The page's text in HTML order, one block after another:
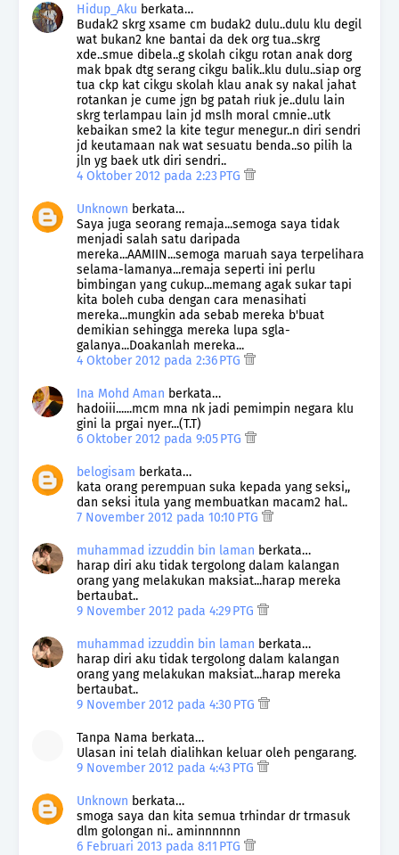
Hidup_Aku berkata…
Budak2 skrg xsame cm budak2 dulu..dulu klu degil
wat bukan2 kne bantai da dek org tua..skrg
xde..smue dibela..g skolah cikgu rotan anak dorg
mak bpak dtg serang cikgu balik..klu dulu..siap org
tua ckp kat cikgu skolah klau anak sy nakal jahat
rotankan je cume jgn bg patah riuk je..dulu lain
skrg terlampau lain jd mslh moral cmnie..utk
kebaikan sme2 la kite tegur menegur..n diri sendri
jd keutamaan nak wat sesuatu benda..so pilih la
jln yg baek utk diri sendri..
4 Oktober 2012 pada 2:23 PTG
Unknown berkata…
Saya juga seorang remaja...semoga saya tidak
menjadi salah satu daripada
mereka...AAMIIN...semoga maruah saya terpelihara
selama-lamanya...remaja seperti ini perlu
bimbingan yang cukup...memang agak sukar tapi
kita boleh cuba dengan cara menasihati
mereka...mungkin ada sebab mereka b'buat
demikian sehingga mereka lupa sgla-
galanya...Doakanlah mereka...
4 Oktober 2012 pada 2:36 PTG
Ina Mohd Aman berkata…
hadoiii......mcm mna nk jadi pemimpin negara klu
gini la prgai nyer...(T.T)
6 Oktober 2012 pada 9:05 PTG
belogisam berkata…
kata orang perempuan suka kepada yang seksi,,
dan seksi itula yang membuatkan macam2 hal..
7 November 2012 pada 10:10 PTG
muhammad izzuddin bin laman berkata…
harap diri aku tidak tergolong dalam kalangan
orang yang melakukan maksiat...harap mereka
bertaubat..
9 November 2012 pada 4:29 PTG
muhammad izzuddin bin laman berkata…
harap diri aku tidak tergolong dalam kalangan
orang yang melakukan maksiat...harap mereka
bertaubat..
9 November 2012 pada 4:30 PTG
Tanpa Nama berkata…
Ulasan ini telah dialihkan keluar oleh pengarang.
9 November 2012 pada 4:43 PTG
Unknown berkata…
smoga saya dan kita semua trhindar dr trmasuk
dlm golongan ni.. aminnnnnn
6 Februari 2013 pada 8:11 PTG